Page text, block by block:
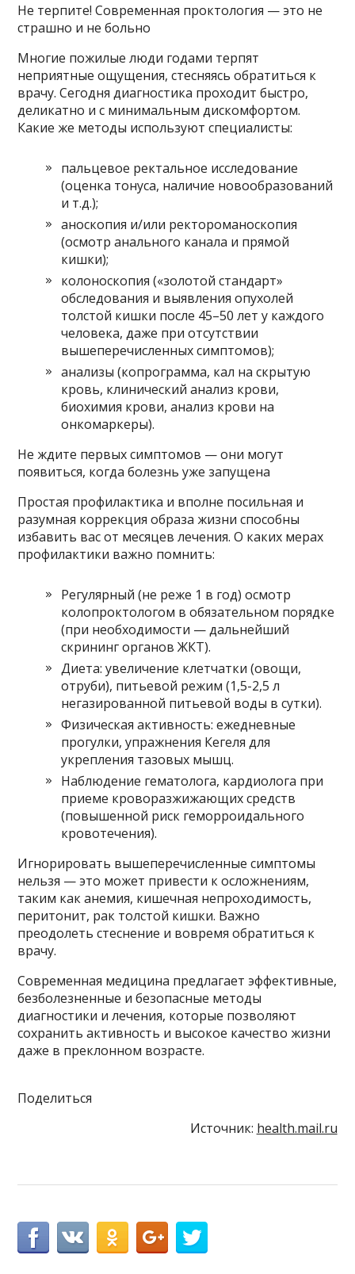
Не терпите! Современная проктология — это не
страшно и не больно
Многие пожилые люди годами терпят
неприятные ощущения, стесняясь обратиться к
врачу. Сегодня диагностика проходит быстро,
деликатно и с минимальным дискомфортом.
Какие же методы используют специалисты:
пальцевое ректальное исследование
(оценка тонуса, наличие новообразований
и т.д.);
аноскопия и/или ректороманоскопия
(осмотр анального канала и прямой
кишки);
колоноскопия («золотой стандарт»
обследования и выявления опухолей
толстой кишки после 45–50 лет у каждого
человека, даже при отсутствии
вышеперечисленных симптомов);
анализы (копрограмма, кал на скрытую
кровь, клинический анализ крови,
биохимия крови, анализ крови на
онкомаркеры).
Не ждите первых симптомов — они могут
появиться, когда болезнь уже запущена
Простая профилактика и вполне посильная и
разумная коррекция образа жизни способны
избавить вас от месяцев лечения. О каких мерах
профилактики важно помнить:
Регулярный (не реже 1 в год) осмотр
колопроктологом в обязательном порядке
(при необходимости — дальнейший
скрининг органов ЖКТ).
Диета: увеличение клетчатки (овощи,
отруби), питьевой режим (1,5-2,5 л
негазированной питьевой воды в сутки).
Физическая активность: ежедневные
прогулки, упражнения Кегеля для
укрепления тазовых мышц.
Наблюдение гематолога, кардиолога при
приеме кроворазжижающих средств
(повышенной риск геморроидального
кровотечения).
Игнорировать вышеперечисленные симптомы
нельзя — это может привести к осложнениям,
таким как анемия, кишечная непроходимость,
перитонит, рак толстой кишки. Важно
преодолеть стеснение и вовремя обратиться к
врачу.
Современная медицина предлагает эффективные,
безболезненные и безопасные методы
диагностики и лечения, которые позволяют
сохранить активность и высокое качество жизни
даже в преклонном возрасте.
Поделиться
Источник: health.mail.ru